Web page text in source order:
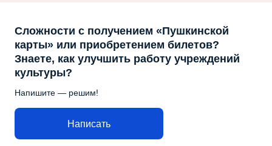
Сложности с получением «Пушкинской
карты» или приобретением билетов?
Знаете, как улучшить работу учреждений
культуры?
Напишите — решим!
Написать